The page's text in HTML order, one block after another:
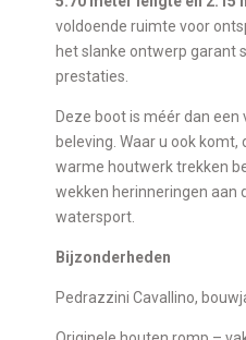
voldoende ruimte voor
het slanke ontwerp garant
prestaties.
Deze boot is méér dan
beleving. Waar u ook
warme houtwerk trekken
wekken herinneringen aan
watersport.
Bijzonderheden
Pedrazzini Cavallino,